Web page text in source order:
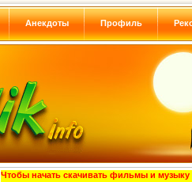
Анекдоты Профиль
Чтобы начать скачивать фильмы и музыку